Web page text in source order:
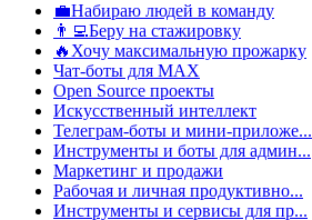
💼Набираю людей в команду
👨‍💻Беру на стажировку
🔥Хочу максимальную прожарку
Чат-боты для MAX
Open Source проекты
Искусственный интеллект
Телеграм-боты и мини-приложе...
Инструменты и боты для админ...
Маркетинг и продажи
Рабочая и личная продуктивно...
Инструменты и сервисы для пр...